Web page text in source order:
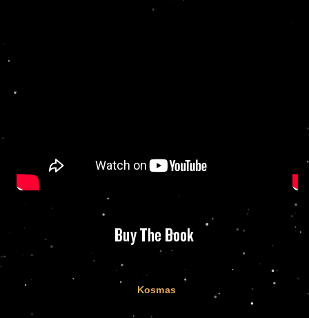
Buy The Book
Kosmas